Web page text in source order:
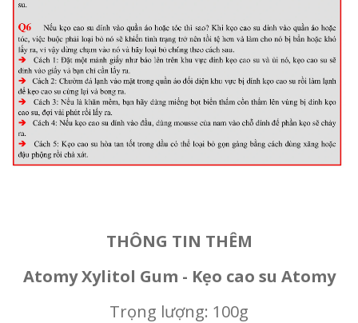
THÔNG TIN THÊM
Atomy Xylitol Gum - Kẹo cao su Atomy
Trọng lượng: 100g